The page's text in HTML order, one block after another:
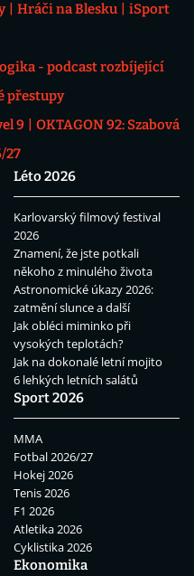
Hráči na Blesku
iSport
- podcast rozbíjející
přestupy
9
OKTAGON 92: Szabová
27
Léto 2026
Karlovarský filmový festival
2026
Znamení, že jste potkali
někoho z minulého života
Astronomické úkazy 2026:
zatmění slunce a další
Jak obléci miminko při
vysokých teplotách?
Jak na dokonalé letní mojito
6 lehkých letních salátů
Sport 2026
MMA
Fotbal 2026/27
Hokej 2026
Tenis 2026
F1 2026
Atletika 2026
Cyklistika 2026
Ekonomika